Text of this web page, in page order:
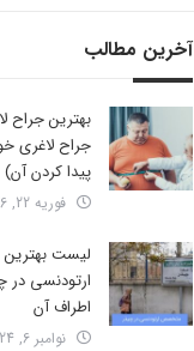
آخرین مطالب
جراح لاغری
پیدا کردن آن)
فوریه 22, 2026
لیست
ارتودنسی در
اطراف آن
نوامبر 6, 2024